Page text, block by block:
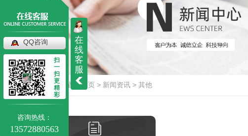
当前位置：首页 > 新闻资讯 > 其他
在
线
客
服
QQ咨询
扫
一
扫
更
精
彩
咨询热线：
13572880563